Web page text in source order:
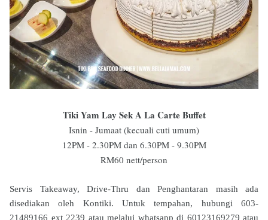
Tiki Yam Lay Sek A La Carte Buffet
Isnin - Jumaat (kecuali cuti umum)
12PM - 2.30PM dan 6.30PM - 9.30PM
RM60 nett/person
Servis Takeaway, Drive-Thru dan Penghantaran masih ada
disediakan oleh Kontiki. Untuk tempahan, hubungi 603-
21489166 ext 2239 atau melalui whatsapp di 60123169279 atau